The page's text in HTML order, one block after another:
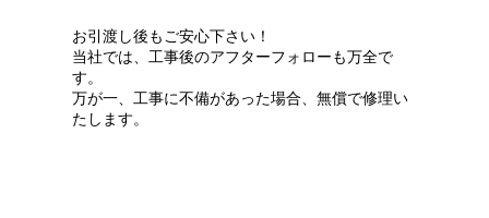
お引渡し後もご安心下さい！
当社では、工事後のアフターフォローも万全で
す。
万が一、工事に不備があった場合、無償で修理い
たします。